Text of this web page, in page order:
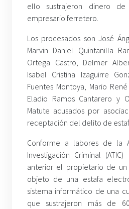
ello sustrajeron dinero
empresario ferretero.
Los procesados son José
Marvin Daniel Quintanilla
Ortega Castro, Delmer
Isabel Cristina Izaguirre
Fuentes Montoya, Mario
Eladio Ramos Cantarero y
Matute acusados por
receptación del delito de
Conforme a labores de la
Investigación Criminal
anterior el propietario de
objeto de una estafa
sistema informático de una
que sustrajeron más de